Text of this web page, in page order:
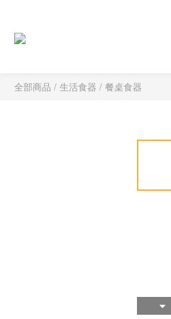
全部商品 / 生活食器 / 餐桌食器